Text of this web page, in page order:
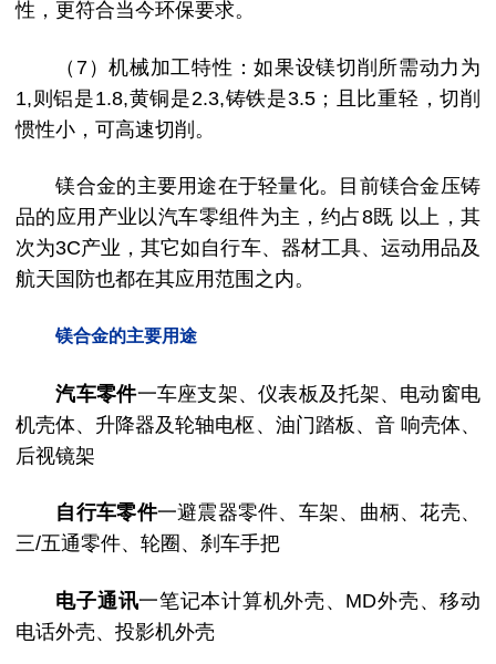
性，更符合当今环保要求。
（7）机械加工特性：如果设镁切削所需动力为
1,则铝是1.8,黄铜是2.3,铸铁是3.5；且比重轻，切削
惯性小，可高速切削。
镁合金的主要用途在于轻量化。目前镁合金压铸
品的应用产业以汽车零组件为主，约占8既 以上，其
次为3C产业，其它如自行车、器材工具、运动用品及
航天国防也都在其应用范围之内。
镁合金的主要用途
汽车零件一车座支架、仪表板及托架、电动窗电
机壳体、升降器及轮轴电枢、油门踏板、音 响壳体、
后视镜架
自行车零件一避震器零件、车架、曲柄、花壳、
三/五通零件、轮圈、刹车手把
电子通讯一笔记本计算机外壳、MD外壳、移动
电话外壳、投影机外壳